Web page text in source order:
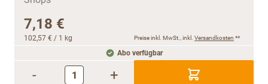
7,18 €
102,57 € / 1 kg Preise inkl. MwSt., inkl. Versandkosten **
Abo verfügbar
- +